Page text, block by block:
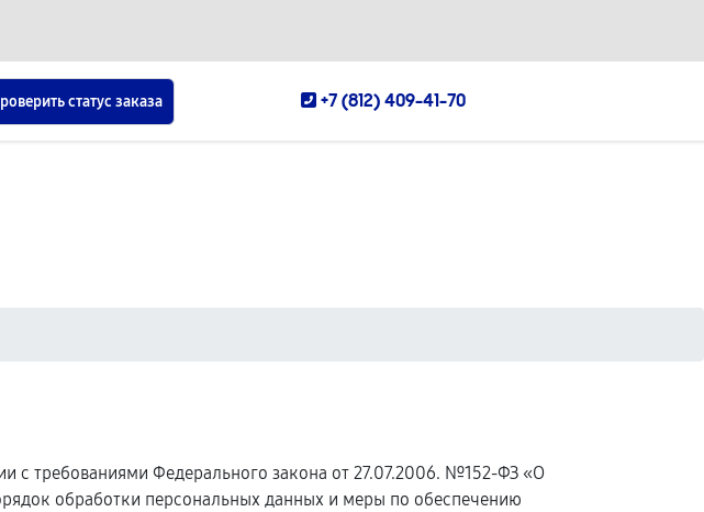
статус заказа +7 (812) 409-41-70
с требованиями Федерального закона от 27.07.2006. №152-ФЗ «О
обработки персональных данных и меры по обеспечению